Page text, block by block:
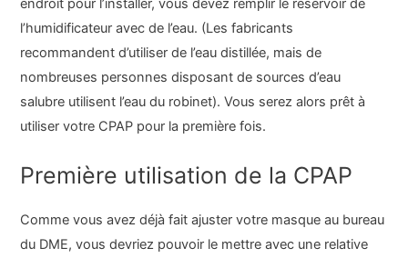
endroit pour l’installer, vous devez remplir le réservoir de
l’humidificateur avec de l’eau. (Les fabricants
recommandent d’utiliser de l’eau distillée, mais de
nombreuses personnes disposant de sources d’eau
salubre utilisent l’eau du robinet). Vous serez alors prêt à
utiliser votre CPAP pour la première fois.
Première utilisation de la CPAP
Comme vous avez déjà fait ajuster votre masque au bureau
du DME, vous devriez pouvoir le mettre avec une relative